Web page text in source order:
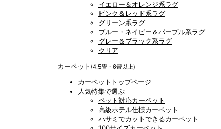
イエロー＆オレンジ系ラグ
ピンク＆レッド系ラグ
グリーン系ラグ
ブルー・ネイビー＆パープル系ラグ
グレー＆ブラック系ラグ
クリア
カーペット (4.5畳・6畳以上)
カーペットトップページ
人気特集で選ぶ
ペット対応カーペット
高級ホテル仕様カーペット
ハサミでカットできるカーペット